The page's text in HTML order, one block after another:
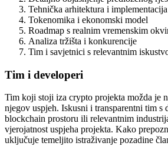
Tehnička arhitektura i implementacija
Tokenomika i ekonomski model
Roadmap s realnim vremenskim
Analiza tržišta i konkurencije
Tim i savjetnici s relevantnim
Tim i developeri
Tim koji stoji iza crypto projekta možda je
njegov uspjeh. Iskusni i transparentni tim s
blockchain prostoru ili relevantnim
vjerojatnost uspjeha projekta. Kako
uključuje temeljito istraživanje pozadine